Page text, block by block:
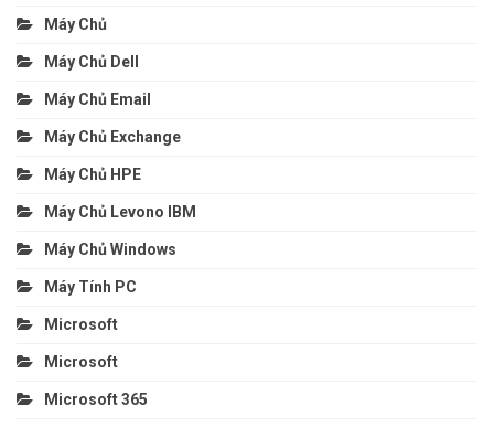
Máy Chủ
Máy Chủ Dell
Máy Chủ Email
Máy Chủ Exchange
Máy Chủ HPE
Máy Chủ Levono IBM
Máy Chủ Windows
Máy Tính PC
Microsoft
Microsoft
Microsoft 365